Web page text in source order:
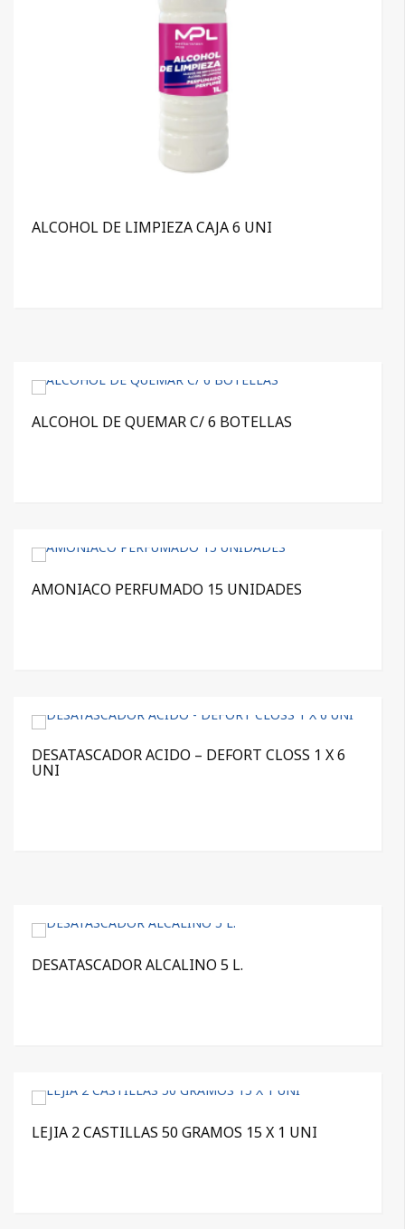
ALCOHOL DE LIMPIEZA CAJA 6 UNI
ALCOHOL DE QUEMAR C/ 6 BOTELLAS
AMONIACO PERFUMADO 15 UNIDADES
DESATASCADOR ACIDO – DEFORT CLOSS 1 X 6
UNI
DESATASCADOR ALCALINO 5 L.
LEJIA 2 CASTILLAS 50 GRAMOS 15 X 1 UNI